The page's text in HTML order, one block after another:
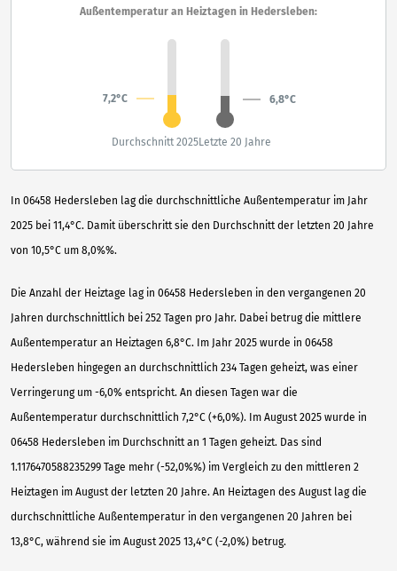
In 06458 Hedersleben lag die durchschnittliche Außentemperatur im Jahr
2025 bei 11,4°C. Damit überschritt sie den Durchschnitt der letzten 20 Jahre
von 10,5°C um 8,0%%.
Die Anzahl der Heiztage lag in 06458 Hedersleben in den vergangenen 20
Jahren durchschnittlich bei 252 Tagen pro Jahr. Dabei betrug die mittlere
Außentemperatur an Heiztagen 6,8°C. Im Jahr 2025 wurde in 06458
Hedersleben hingegen an durchschnittlich 234 Tagen geheizt, was einer
Verringerung um -6,0% entspricht. An diesen Tagen war die
Außentemperatur durchschnittlich 7,2°C (+6,0%). Im August 2025 wurde in
06458 Hedersleben im Durchschnitt an 1 Tagen geheizt. Das sind
1.1176470588235299 Tage mehr (-52,0%%) im Vergleich zu den mittleren 2
Heiztagen im August der letzten 20 Jahre. An Heiztagen des August lag die
durchschnittliche Außentemperatur in den vergangenen 20 Jahren bei
13,8°C, während sie im August 2025 13,4°C (-2,0%) betrug.
Außentemperatur an Heiztagen in Hedersleben:
7,2°C 6,8°C
Durchschnitt 2025Letzte 20 Jahre